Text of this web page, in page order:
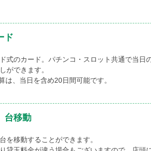
ド
式のカード。パチンコ・スロット共通で当日
ができます。
は、当日を含め20日間可能です。
台移動
を移動することができます。